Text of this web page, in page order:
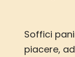
Soffici
piacere,